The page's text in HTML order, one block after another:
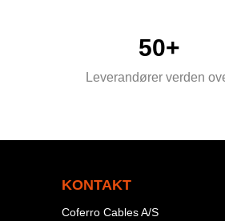
50+
Leverandører verden
KONTAKT
Coferro Cables A/S